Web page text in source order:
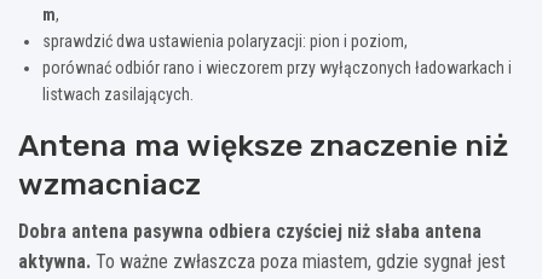
m,
sprawdzić dwa ustawienia polaryzacji: pion i poziom,
porównać odbiór rano i wieczorem przy wyłączonych ładowarkach i
listwach zasilających.
Antena ma większe znaczenie niż
wzmacniacz
Dobra antena pasywna odbiera czyściej niż słaba antena
aktywna. To ważne zwłaszcza poza miastem, gdzie sygnał jest